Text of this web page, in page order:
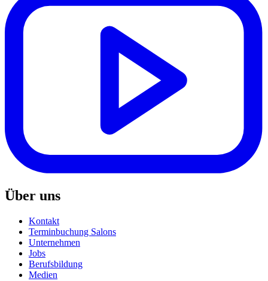
Über uns
Kontakt
Terminbuchung Salons
Unternehmen
Jobs
Berufsbildung
Medien